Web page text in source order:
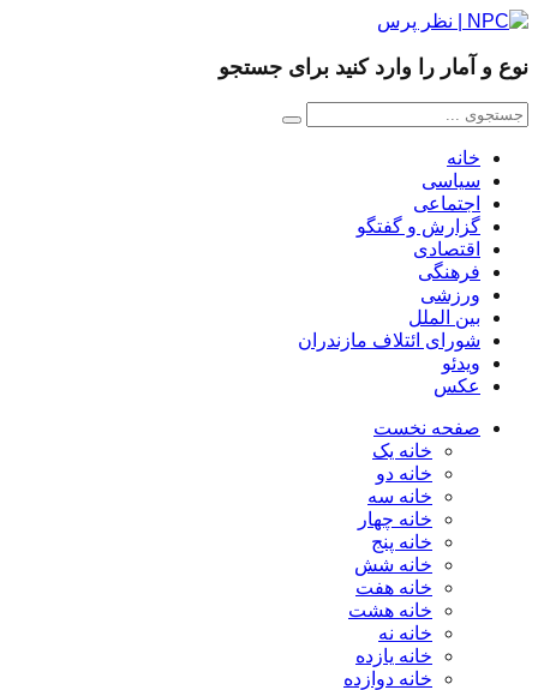
نوع و آمار را وارد کنید برای جستجو
خانه
سیاسی
اجتماعی
گزارش و گفتگو
اقتصادی
فرهنگی
ورزشی
بین الملل
شورای ائتلاف مازندران
ویدئو
عکس
صفحه نخست
خانه یک
خانه دو
خانه سه
خانه چهار
خانه پنج
خانه شش
خانه هفت
خانه هشت
خانه نه
خانه یازده
خانه دوازده